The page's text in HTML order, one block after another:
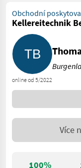
100%
Obchodní
Kellereitechnik
online od 5/2022
Více